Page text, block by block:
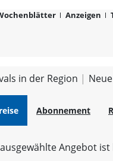
Anzeigen
in der Region
Abonnement
Angebot